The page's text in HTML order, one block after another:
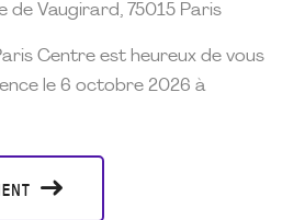
de Vaugirard, 75015 Paris
Centre est heureux de vous
le 6 octobre 2026 à